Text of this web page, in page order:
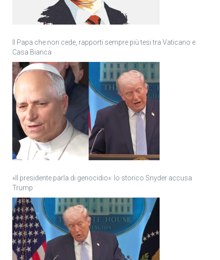
Il Papa che non cede, rapporti sempre più tesi tra Vaticano e
Casa Bianca
«Il presidente parla di genocidio»: lo storico Snyder accusa
Trump